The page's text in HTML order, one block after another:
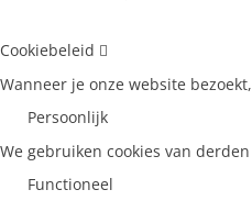
Cookiebeleid
Wanneer je onze website
Persoonlijk
We gebruiken cookies van
Functioneel